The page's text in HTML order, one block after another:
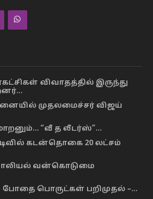
விவாதத்தில் இருந்து
முதலமைச்சர் விஜய்
“வீ த லீடர்ஸ்”…
கடன்தொகை 20 லட்சம்
பாலியல் வன்கொடுமை
போதை பொருட்கள் பறிமுதல் –…